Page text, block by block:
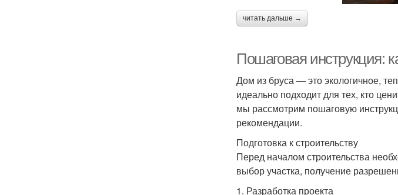
читать дальше →
Пошаговая инструкция:
Дом из бруса — это экологичное,
идеально подходит для тех, кто
мы рассмотрим пошаговую
рекомендации.
Подготовка к строительству
Перед началом строительства
выбор участка, получение
1. Разработка проекта